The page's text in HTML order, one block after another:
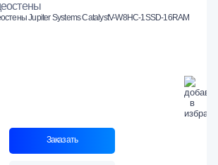
Jupiter Systems CatalystV-W8HC-1SSD-16RAM
Заказать